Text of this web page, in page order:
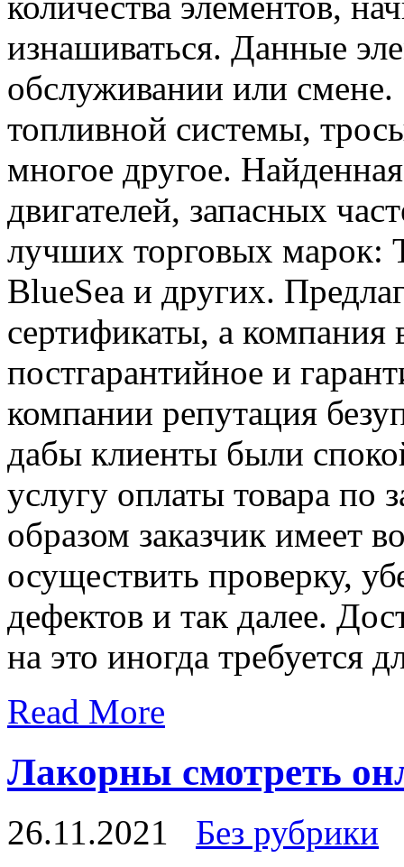
изнашиваться. Данные
обслуживании или
топливной системы,
многое другое.
двигателей, запасных
лучших торговых марок:
BlueSea и других.
сертификаты, а компания
постгарантийное и
компании репутация
дабы клиенты были
услугу оплаты товара по
образом заказчик имеет
осуществить проверку,
дефектов и так далее.
на это иногда требуется
Read More
Лакорны смотреть
26.11.2021
Без рубрики